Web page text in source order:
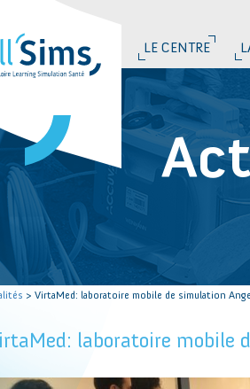
LE CENTRE
> VirtaMed: laboratoire mobile de simulation
laboratoire mobile